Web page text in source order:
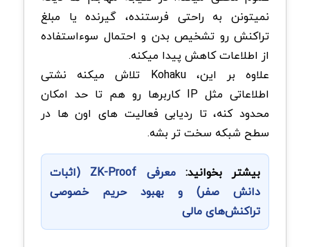
نمیتونن به راحتی فرستنده، گیرنده یا مبلغ
تراکنش رو تشخیص بدن و احتمال سوءاستفاده
از اطلاعات کاهش پیدا میکنه.
علاوه بر این، Kohaku تلاش میکنه نشتی
اطلاعاتی مثل IP کاربرها رو هم تا حد امکان
محدود کنه، تا ردیابی فعالیت های اون ها در
سطح شبکه سخت تر بشه.
بیشتر بخوانید:
معرفی ZK-Proof (اثبات
دانش صفر) و بهبود حریم خصوصی
تراکنش‌های مالی